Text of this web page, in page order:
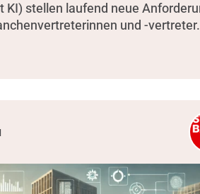
KI) stellen laufend neue
und -vertreter.